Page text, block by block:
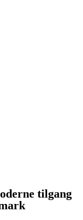
tilgang